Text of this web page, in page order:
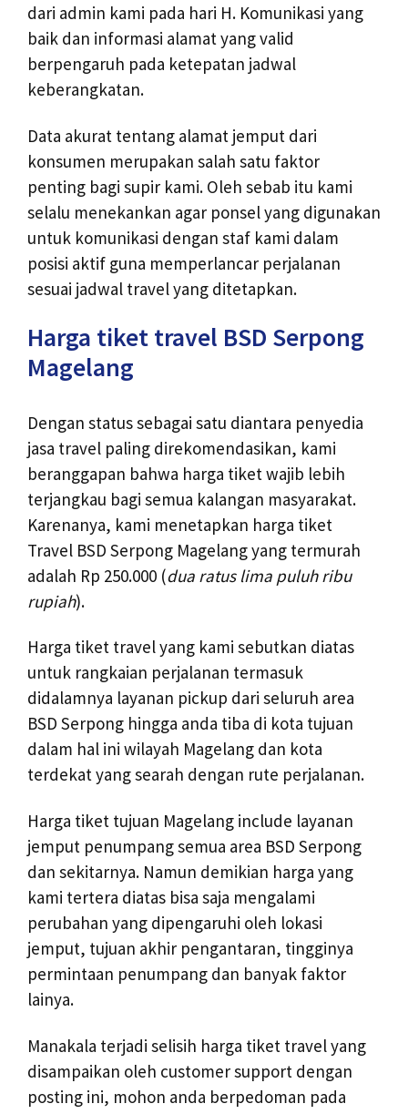
dari admin kami pada hari H. Komunikasi yang
baik dan informasi alamat yang valid
berpengaruh pada ketepatan jadwal
keberangkatan.
Data akurat tentang alamat jemput dari
konsumen merupakan salah satu faktor
penting bagi supir kami. Oleh sebab itu kami
selalu menekankan agar ponsel yang digunakan
untuk komunikasi dengan staf kami dalam
posisi aktif guna memperlancar perjalanan
sesuai jadwal travel yang ditetapkan.
Harga tiket travel BSD Serpong
Magelang
Dengan status sebagai satu diantara penyedia
jasa travel paling direkomendasikan, kami
beranggapan bahwa harga tiket wajib lebih
terjangkau bagi semua kalangan masyarakat.
Karenanya, kami menetapkan harga tiket
Travel BSD Serpong Magelang yang termurah
adalah Rp 250.000 (dua ratus lima puluh ribu
rupiah).
Harga tiket travel yang kami sebutkan diatas
untuk rangkaian perjalanan termasuk
didalamnya layanan pickup dari seluruh area
BSD Serpong hingga anda tiba di kota tujuan
dalam hal ini wilayah Magelang dan kota
terdekat yang searah dengan rute perjalanan.
Harga tiket tujuan Magelang include layanan
jemput penumpang semua area BSD Serpong
dan sekitarnya. Namun demikian harga yang
kami tertera diatas bisa saja mengalami
perubahan yang dipengaruhi oleh lokasi
jemput, tujuan akhir pengantaran, tingginya
permintaan penumpang dan banyak faktor
lainya.
Manakala terjadi selisih harga tiket travel yang
disampaikan oleh customer support dengan
posting ini, mohon anda berpedoman pada